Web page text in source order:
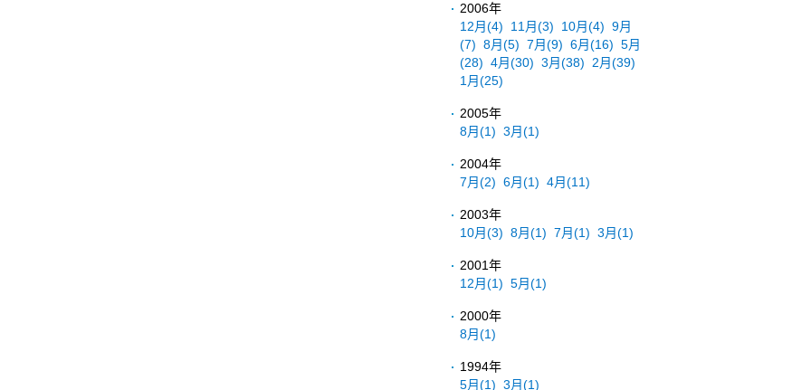
2006年
12月(4) 11月(3) 10月(4) 9月
(7) 8月(5) 7月(9) 6月(16) 5月
(28) 4月(30) 3月(38) 2月(39)
1月(25)
2005年
8月(1) 3月(1)
2004年
7月(2) 6月(1) 4月(11)
2003年
10月(3) 8月(1) 7月(1) 3月(1)
2001年
12月(1) 5月(1)
2000年
8月(1)
1994年
5月(1) 3月(1)